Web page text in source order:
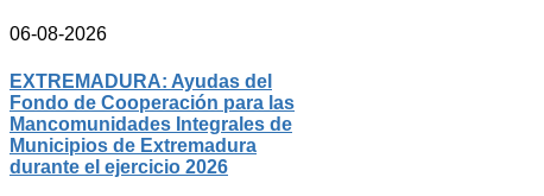
06-08-2026
EXTREMADURA: Ayudas del
Fondo de Cooperación para las
Mancomunidades Integrales de
Municipios de Extremadura
durante el ejercicio 2026